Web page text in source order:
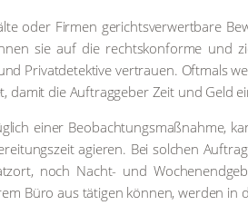
oder Fir­men gerichts­ver­wert­ba­re
sie auf die rechts­kon­for­me und
Pri­vat­de­tek­ti­ve ver­trau­en. Oft­mals
damit die Auf­trag­ge­ber Zeit und Geld
einer Beob­ach­tungs­maß­nah­me,
agie­ren. Bei sol­chen
noch Nacht- und
Büro aus täti­gen kön­nen, wer­den in